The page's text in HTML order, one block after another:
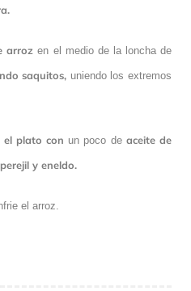
arroz en el medio de la loncha de
saquitos, uniendo los extremos
el plato con un poco de aceite de
y eneldo.
el arroz.